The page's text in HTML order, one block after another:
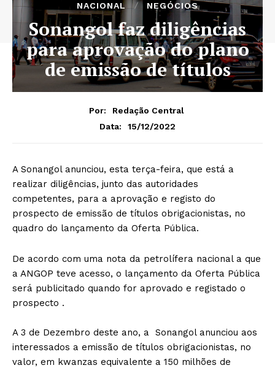
NACIONAL NEGÓCIOS
Sonangol faz diligências
para aprovação do plano
de emissão de títulos
Por:
Redação Central
Data:
15/12/2022
A Sonangol anunciou, esta terça-feira, que está a
realizar diligências, junto das autoridades
competentes, para a aprovação e registo do
prospecto de emissão de títulos obrigacionistas, no
quadro do lançamento da Oferta Pública.
De acordo com uma nota da petrolífera nacional a que
a ANGOP teve acesso, o lançamento da Oferta Pública
será publicitado quando for aprovado e registado o
prospecto .
A 3 de Dezembro deste ano, a Sonangol anunciou aos
interessados a emissão de títulos obrigacionistas, no
valor, em kwanzas equivalente a 150 milhões de